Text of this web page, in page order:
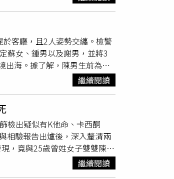
什麼？誰的？為何沒檢查？發
能中毒的揣測。◎勇敢求救並
孤單，請撥打1925
陳男的住家大樓察看，未料卻
，2人身上也未有外傷，初步
與可製造神仙水的先驅溶劑
，疑似在一次聚會中，蘇女主
未有貨源，向陳男介紹39歲
蘇女、其男友謝男與鍾姓男子
安非他命、搖頭丸、現金56萬
官複訊後分別諭令蘇女30萬元
品對民眾生命、身體與精神等
河更是重視毒品防制工作，
，建立安居樂業的社會。
客廳，且2人姿勢交纏。檢警
蘇女、鍾男以及謝男，並將3
出海。據了解，陳男生前為創
是透過化妝器具起家，素有粉
查看，才驚見二人已明顯死
喵喵」與FM2陽性反應，另
繼續閱讀
檢出疑似有K他命、卡西酮
相驗報告出爐後，深入釐清兩
，竟與25歲曾姓女子雙雙陳屍
除外力介入；因客廳茶几有可
藥物交互作用引發，但為求慎
繼續閱讀